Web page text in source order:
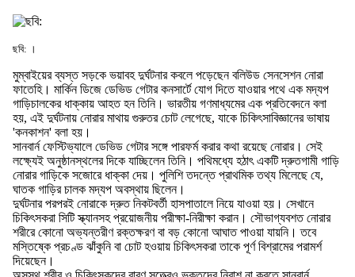
ছবি: ।
মুম্বাইয়ের ব্যস্ত সড়কে ভয়াবহ দুর্ঘটনার কবলে পড়েছেন বলিউড সেনসেশন নোরা
ফাতেহি। মার্কিন ডিজে ডেভিড গেটার কনসার্টে যোগ দিতে যাওয়ার পথে এক মদ্যপ
গাড়িচালকের ধাক্কায় আহত হন তিনি। ভারতীয় গণমাধ্যমের এক প্রতিবেদনে বলা
হয়, এই দুর্ঘটনায় নোরার মাথায় গুরুতর চোট লেগেছে, যাকে চিকিৎসাবিজ্ঞানের ভাষায়
'কনকাশন' বলা হয়।
সানবার্ন ফেস্টিভ্যালে ডেভিড গেটার সঙ্গে পারফর্ম করার কথা রয়েছে নোরার। সেই
লক্ষ্যেই অনুষ্ঠানস্থলের দিকে যাচ্ছিলেন তিনি। পথিমধ্যে হঠাৎ একটি দ্রুতগামী গাড়ি
নোরার গাড়িকে সজোরে ধাক্কা দেয়। পুলিশি তদন্তে প্রাথমিক তথ্য মিলেছে যে,
ঘাতক গাড়ির চালক মদ্যপ অবস্থায় ছিলেন।
দুর্ঘটনার পরপরই নোরাকে দ্রুত নিকটবর্তী হাসপাতালে নিয়ে যাওয়া হয়। সেখানে
চিকিৎসকরা সিটি স্ক্যানসহ প্রয়োজনীয় পরীক্ষা-নিরীক্ষা করান। সৌভাগ্যবশত নোরার
শরীরে কোনো অভ্যন্তরীণ রক্তক্ষরণ বা বড় কোনো আঘাত পাওয়া যায়নি। তবে
মস্তিষ্কে প্রচণ্ড ঝাঁকুনি বা চোট হওয়ায় চিকিৎসকরা তাকে পূর্ণ বিশ্রামের পরামর্শ
দিয়েছেন।